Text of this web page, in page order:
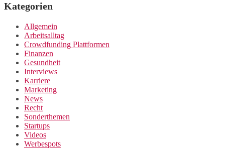
Kategorien
Allgemein
Arbeitsalltag
Crowdfunding Plattformen
Finanzen
Gesundheit
Interviews
Karriere
Marketing
News
Recht
Sonderthemen
Startups
Videos
Werbespots